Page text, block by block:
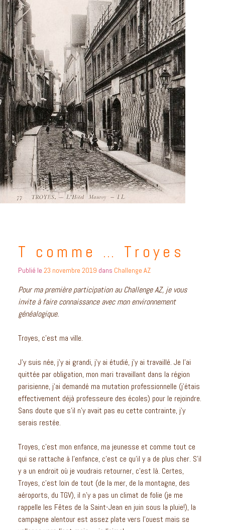
T comme … Troyes
Publié le 23 novembre 2019 dans Challenge AZ
Pour ma première participation au Challenge AZ, je vous
invite à faire connaissance avec mon environnement
généalogique.
Troyes, c’est ma ville.
J’y suis née, j’y ai grandi, j’y ai étudié, j’y ai travaillé. Je l’ai
quittée par obligation, mon mari travaillant dans la région
parisienne, j’ai demandé ma mutation professionnelle (j’étais
effectivement déjà professeure des écoles) pour le rejoindre.
Sans doute que s’il n’y avait pas eu cette contrainte, j’y
serais restée.
Troyes, c’est mon enfance, ma jeunesse et comme tout ce
qui se rattache à l’enfance, c’est ce qu’il y a de plus cher. S’il
y a un endroit où je voudrais retourner, c’est là. Certes,
Troyes, c’est loin de tout (de la mer, de la montagne, des
aéroports, du TGV), il n’y a pas un climat de folie (je me
rappelle les Fêtes de la Saint-Jean en juin sous la pluie!), la
campagne alentour est assez plate vers l’ouest mais se